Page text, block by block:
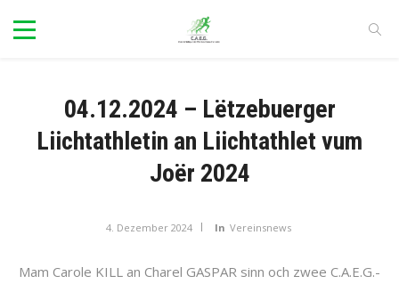
04.12.2024 – Lëtzebuerger
Liichtathletin an Liichtathlet vum
Joër 2024
4. Dezember 2024 In Vereinsnews
Mam Carole KILL an Charel GASPAR sinn och zwee C.A.E.G.-